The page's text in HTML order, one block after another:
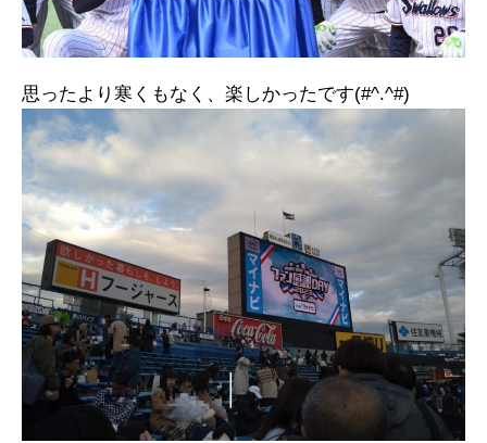
思ったより寒くもなく、楽しかったです(#^.^#)